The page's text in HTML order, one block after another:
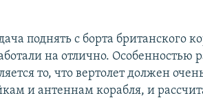
поднять с борта британского
на отлично. Особенностью
то, что вертолет должен
и антеннам корабля, и